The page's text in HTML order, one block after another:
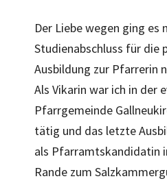
Der Liebe wegen ging es
Studienabschluss für die
Ausbildung zur Pfarrerin
Als Vikarin war ich in der
Pfarrgemeinde
tätig und das letzte
als Pfarramtskandidatin
Rande zum